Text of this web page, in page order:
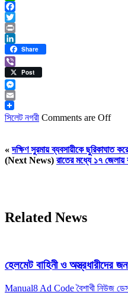
WhatsApp
Facebook
Twitter
Print
LinkedIn
Share
ViberPost
Messenger
Email
সিলেট নগরী Comments are Off
«দক্ষিণ সুরমায় ব্যবসায়ীকে ছুরিকাঘাত
(Next News) রাতের মধ্যে ১৭
Related News
হেলমেট বাহিনী ও
Manual8 Ad Code বৈশাখী নিউজ ডেস্ক: